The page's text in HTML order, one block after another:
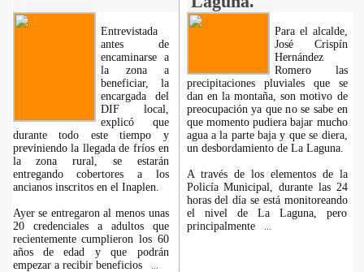
Entrevistada
antes de
encaminarse a
la zona a
beneficiar, la
encargada del
DIF local,
explicó que
durante todo este tiempo y
previniendo la llegada de fríos en
la zona rural, se estarán
entregando cobertores a los
ancianos inscritos en el Inaplen.
Ayer se entregaron al menos unas
20 credenciales a adultos que
recientemente cumplieron los 60
años de edad y que podrán
empezar a recibir beneficios
Para el alcalde,
José Crispín
Hernández
Romero las
precipitaciones pluviales que se
dan en la montaña, son motivo de
preocupación ya que no se sabe en
que momento pudiera bajar mucho
agua a la parte baja y que se diera,
un desbordamiento de La Laguna.
A través de los elementos de la
Policía Municipal, durante las 24
horas del día se está monitoreando
el nivel de La Laguna, pero
principalmente